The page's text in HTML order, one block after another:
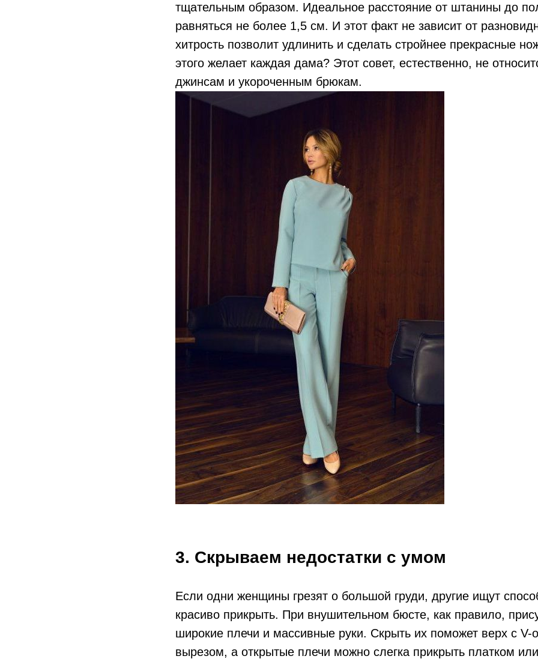
тщательным образом. Идеальное расстояние от штанины до
равняться не более 1,5 см. И этот факт не зависит от
хитрость позволит удлинить и сделать стройнее прекрасные
этого желает каждая дама? Этот совет, естественно, не
джинсам и укороченным брюкам.
3. Скрываем недостатки с умом
Если одни женщины грезят о большой груди, другие ищут
красиво прикрыть. При внушительном бюсте, как правило,
широкие плечи и массивные руки. Скрыть их поможет верх с V-
вырезом, а открытые плечи можно слегка прикрыть платком